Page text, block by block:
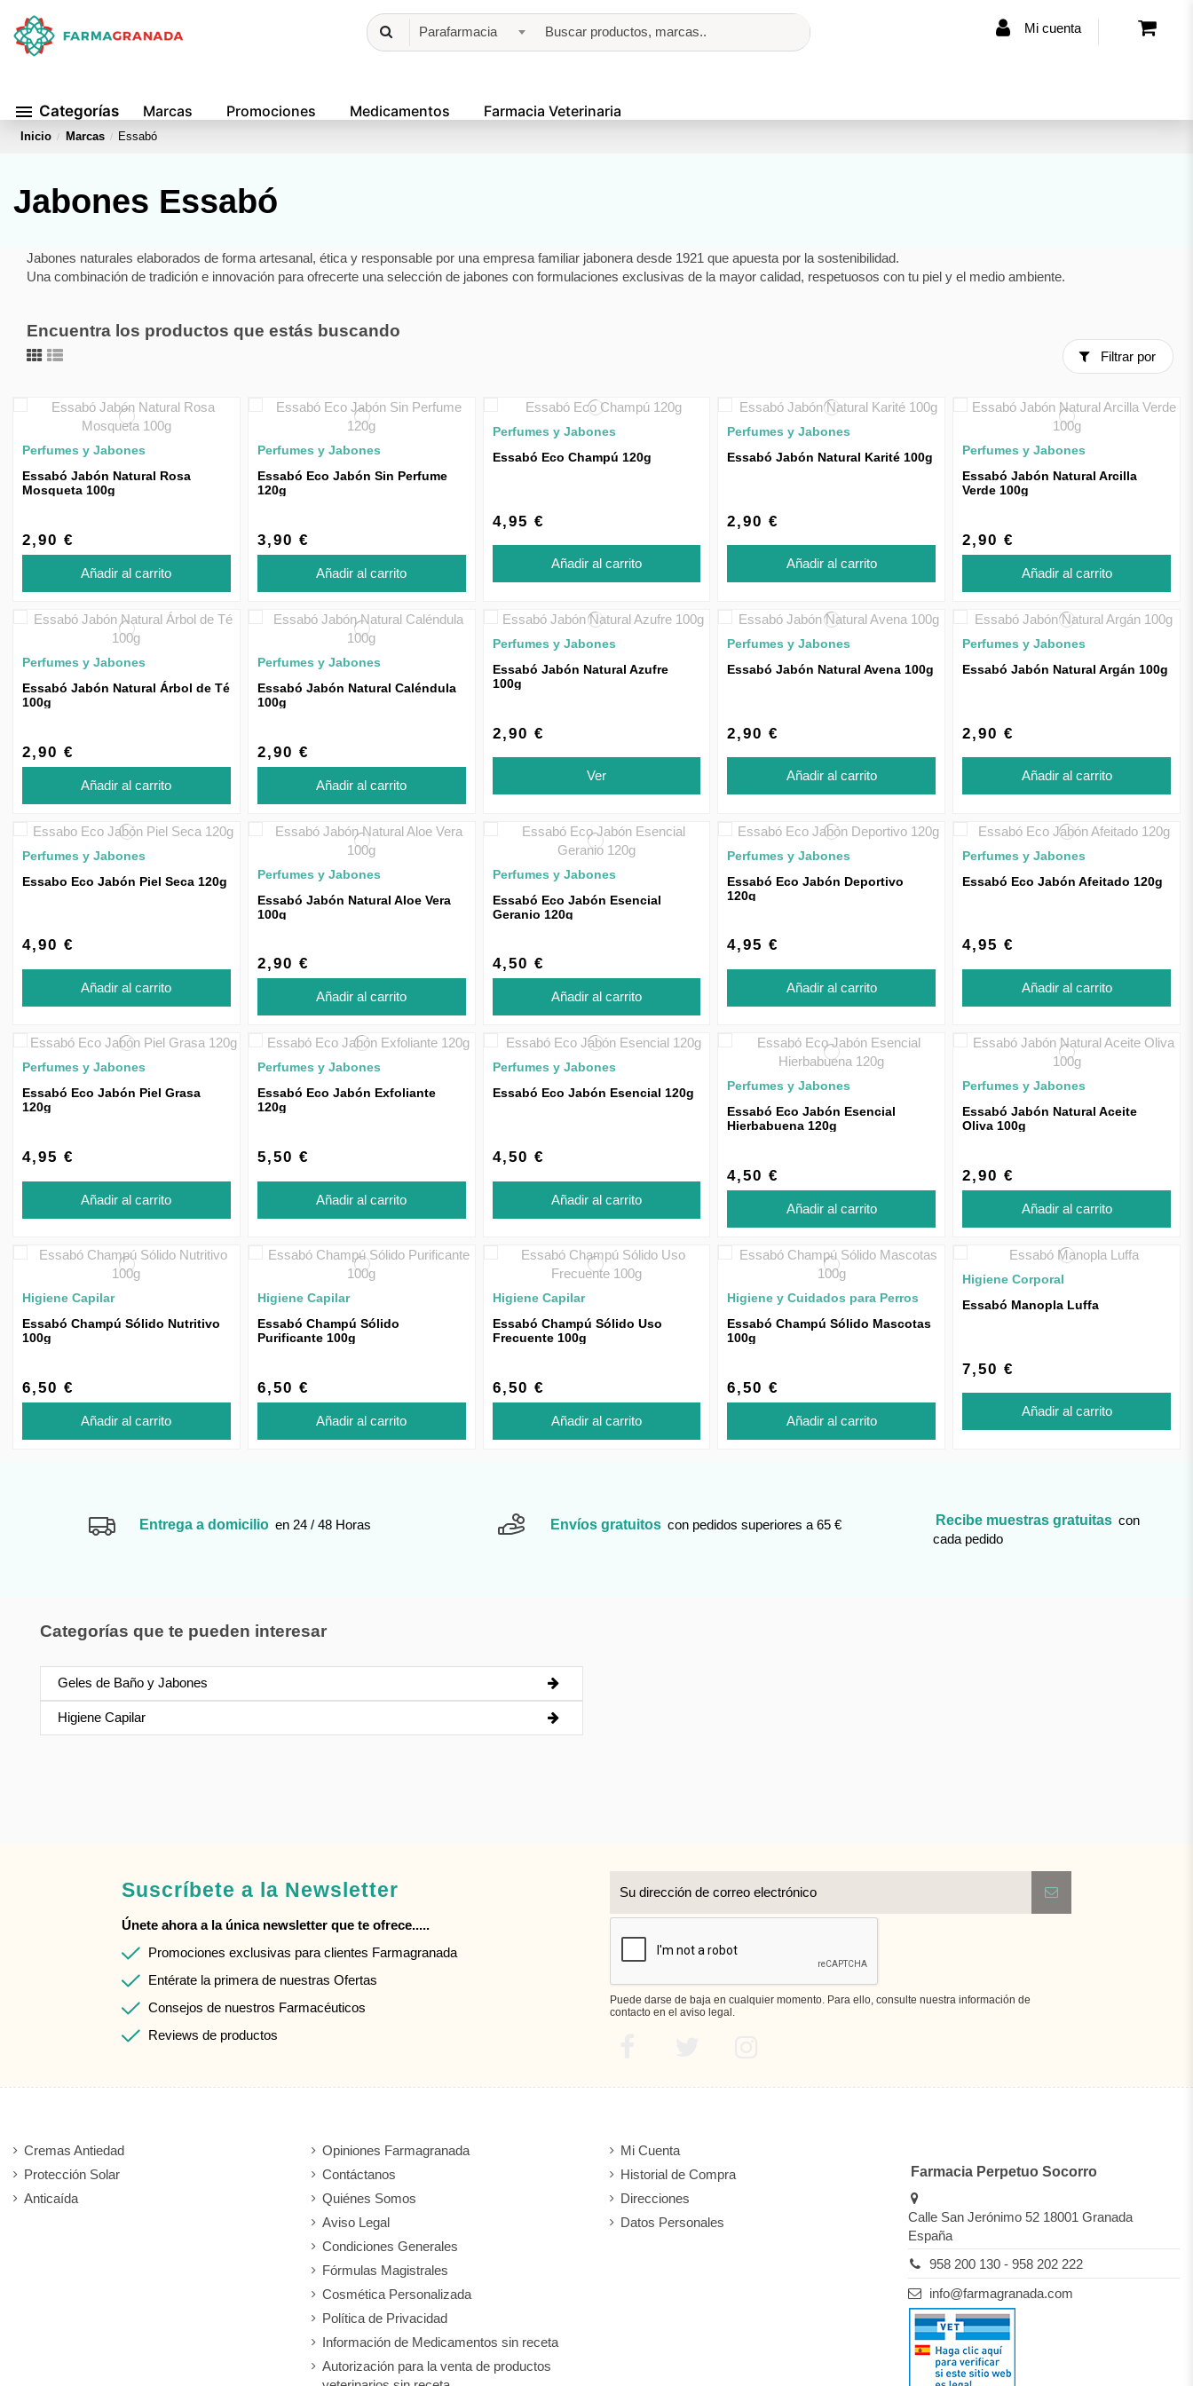
menu Categorías Marcas Promociones Medicamentos Farmacia Veterinaria
Parafarmacia Mi cuenta
Inicio Marcas Essabó
Jabones Essabó
Jabones naturales elaborados de forma artesanal, ética y responsable por una empresa familiar jabonera desde 1921 que apuesta por la sostenibilidad.
Una combinación de tradición e innovación para ofrecerte una selección de jabones con formulaciones exclusivas de la mayor calidad, respetuosos con tu piel y el medio ambiente.
Encuentra los productos que estás buscando
Filtrar por
Perfumes y Jabones
Essabó Jabón Natural Rosa
Mosqueta 100g
2,90 €
Añadir al carrito
Perfumes y Jabones
Essabó Eco Jabón Sin Perfume
120g
3,90 €
Añadir al carrito
Perfumes y Jabones
Essabó Eco Champú 120g
4,95 €
Añadir al carrito
Perfumes y Jabones
Essabó Jabón Natural Karité 100g
2,90 €
Añadir al carrito
Perfumes y Jabones
Essabó Jabón Natural Arcilla
Verde 100g
2,90 €
Añadir al carrito
Perfumes y Jabones
Essabó Jabón Natural Árbol de Té
100g
2,90 €
Añadir al carrito
Perfumes y Jabones
Essabó Jabón Natural Caléndula
100g
2,90 €
Añadir al carrito
Perfumes y Jabones
Essabó Jabón Natural Azufre
100g
2,90 €
Ver
Perfumes y Jabones
Essabó Jabón Natural Avena 100g
2,90 €
Añadir al carrito
Perfumes y Jabones
Essabó Jabón Natural Argán 100g
2,90 €
Añadir al carrito
Perfumes y Jabones
Essabo Eco Jabón Piel Seca 120g
4,90 €
Añadir al carrito
Perfumes y Jabones
Essabó Jabón Natural Aloe Vera
100g
2,90 €
Añadir al carrito
Perfumes y Jabones
Essabó Eco Jabón Esencial
Geranio 120g
4,50 €
Añadir al carrito
Perfumes y Jabones
Essabó Eco Jabón Deportivo
120g
4,95 €
Añadir al carrito
Perfumes y Jabones
Essabó Eco Jabón Afeitado 120g
4,95 €
Añadir al carrito
Perfumes y Jabones
Essabó Eco Jabón Piel Grasa
120g
4,95 €
Añadir al carrito
Perfumes y Jabones
Essabó Eco Jabón Exfoliante
120g
5,50 €
Añadir al carrito
Perfumes y Jabones
Essabó Eco Jabón Esencial 120g
4,50 €
Añadir al carrito
Perfumes y Jabones
Essabó Eco Jabón Esencial
Hierbabuena 120g
4,50 €
Añadir al carrito
Perfumes y Jabones
Essabó Jabón Natural Aceite
Oliva 100g
2,90 €
Añadir al carrito
Higiene Capilar
Essabó Champú Sólido Nutritivo
100g
6,50 €
Añadir al carrito
Higiene Capilar
Essabó Champú Sólido
Purificante 100g
6,50 €
Añadir al carrito
Higiene Capilar
Essabó Champú Sólido Uso
Frecuente 100g
6,50 €
Añadir al carrito
Higiene y Cuidados para Perros
Essabó Champú Sólido Mascotas
100g
6,50 €
Añadir al carrito
Higiene Corporal
Essabó Manopla Luffa
7,50 €
Añadir al carrito
Entrega a domicilio en 24 / 48 Horas Envíos gratuitos con pedidos superiores a 65 € Recibe muestras gratuitas con
cada pedido
Categorías que te pueden interesar
Geles de Baño y Jabones
Higiene Capilar
Suscríbete a la Newsletter
Únete ahora a la única newsletter que te ofrece.....
Promociones exclusivas para clientes Farmagranada
Entérate la primera de nuestras Ofertas
Consejos de nuestros Farmacéuticos
Reviews de productos
Puede darse de baja en cualquier momento. Para ello, consulte nuestra información de
contacto en el aviso legal.
Cremas Antiedad
Protección Solar
Anticaída
Opiniones Farmagranada
Contáctanos
Quiénes Somos
Aviso Legal
Condiciones Generales
Fórmulas Magistrales
Cosmética Personalizada
Política de Privacidad
Información de Medicamentos sin receta
Autorización para la venta de productos
Mi Cuenta
Historial de Compra
Direcciones
Datos Personales
Farmacia Perpetuo Socorro
Calle San Jerónimo 52 18001 Granada
España
958 200 130 - 958 202 222
info@farmagranada.com